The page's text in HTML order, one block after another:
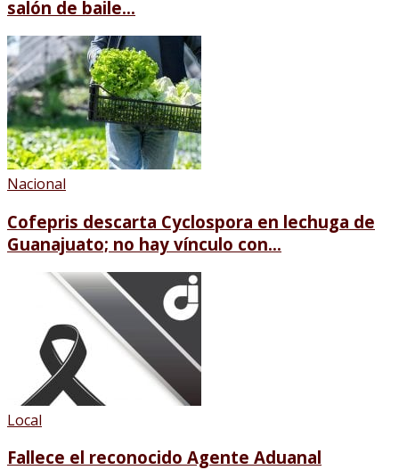
salón de baile...
Nacional
Cofepris descarta Cyclospora en lechuga de
Guanajuato; no hay vínculo con...
Local
Fallece el reconocido Agente Aduanal